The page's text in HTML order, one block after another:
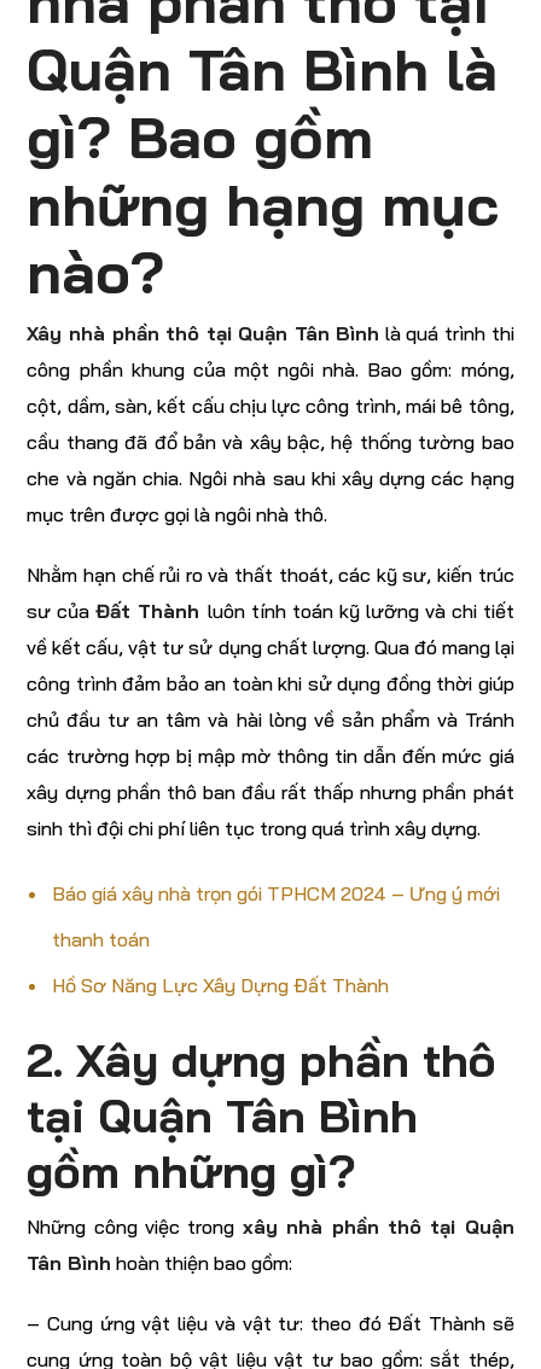
Quận Tân Bình là
gì? Bao gồm
những hạng mục
nào?
Xây nhà phần thô tại Quận Tân Bình là quá trình thi
công phần khung của một ngôi nhà. Bao gồm: móng,
cột, dầm, sàn, kết cấu chịu lực công trình, mái bê tông,
cầu thang đã đổ bản và xây bậc, hệ thống tường bao
che và ngăn chia. Ngôi nhà sau khi xây dựng các hạng
mục trên được gọi là ngôi nhà thô.
Nhằm hạn chế rủi ro và thất thoát, các kỹ sư, kiến trúc
sư củaĐất Thành luôn tính toán kỹ lưỡng và chi tiết
về kết cấu, vật tư sử dụng chất lượng. Qua đó mang lại
công trình đảm bảo an toàn khi sử dụng đồng thời giúp
chủ đầu tư an tâm và hài lòng về sản phẩm và Tránh
các trường hợp bị mập mờ thông tin dẫn đến mức giá
xây dựng phần thô ban đầu rất thấp nhưng phần phát
sinh thì đội chi phí liên tục trong quá trình xây dựng.
Báo giá xây nhà trọn gói TPHCM 2024 – Ưng ý mới
thanh toán
Hồ Sơ Năng Lực Xây Dựng Đất Thành
2. Xây dựng phần thô
tại Quận Tân Bình
gồm những gì?
Những công việc trong xây nhà phần thô tại Quận
Tân Bình hoàn thiện bao gồm:
– Cung ứng vật liệu và vật tư: theo đó Đất Thành sẽ
cung ứng toàn bộ vật liệu vật tư bao gồm: sắt thép,